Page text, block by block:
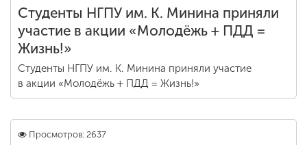
Абитуриенту
Обучение
Наука
Студенты НГПУ им. К. Минина приняли
участие в акции «Молодёжь + ПДД =
Жизнь!»
Студенты НГПУ им. К. Минина приняли участие
в акции «Молодёжь + ПДД = Жизнь!»
Просмотров: 2637